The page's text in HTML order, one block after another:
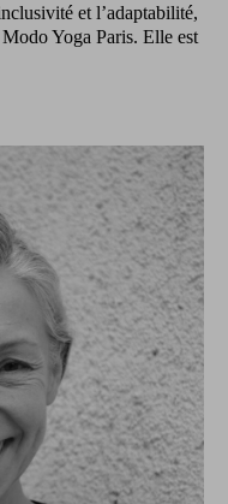
et l’adaptabilité,
Yoga Paris. Elle est